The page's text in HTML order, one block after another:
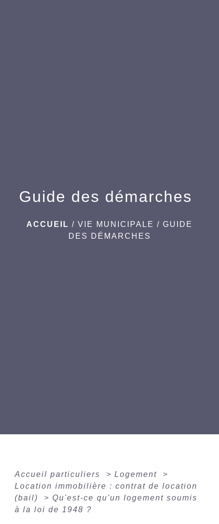
Guide des démarches
ACCUEIL / VIE MUNICIPALE / GUIDE
DES DÉMARCHES
Accueil particuliers > Logement
>
Location immobilière : contrat de location
(bail)
> Qu'est-ce qu'un logement soumis
à la loi de 1948 ?